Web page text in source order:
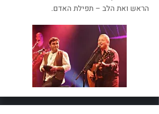
הראש ואת הלב – תפילת האדם.